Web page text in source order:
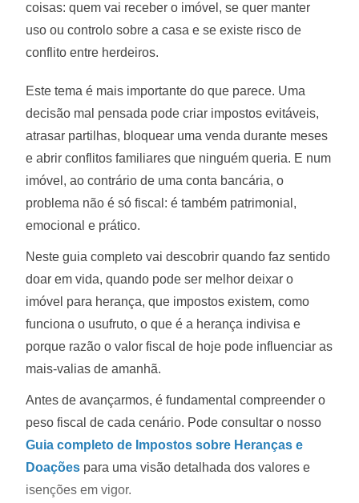
coisas: quem vai receber o imóvel, se quer manter
uso ou controlo sobre a casa e se existe risco de
conflito entre herdeiros.
Este tema é mais importante do que parece. Uma
decisão mal pensada pode criar impostos evitáveis,
atrasar partilhas, bloquear uma venda durante meses
e abrir conflitos familiares que ninguém queria. E num
imóvel, ao contrário de uma conta bancária, o
problema não é só fiscal: é também patrimonial,
emocional e prático.
Neste guia completo vai descobrir quando faz sentido
doar em vida, quando pode ser melhor deixar o
imóvel para herança, que impostos existem, como
funciona o usufruto, o que é a herança indivisa e
porque razão o valor fiscal de hoje pode influenciar as
mais-valias de amanhã.
Antes de avançarmos, é fundamental compreender o
peso fiscal de cada cenário. Pode consultar o nosso
Guia completo de Impostos sobre Heranças e
Doações para uma visão detalhada dos valores e
isenções em vigor.